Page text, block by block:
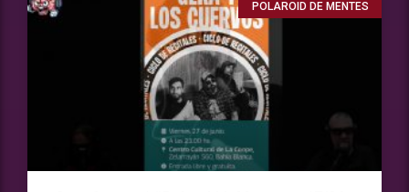
POLAROID DE MENTES